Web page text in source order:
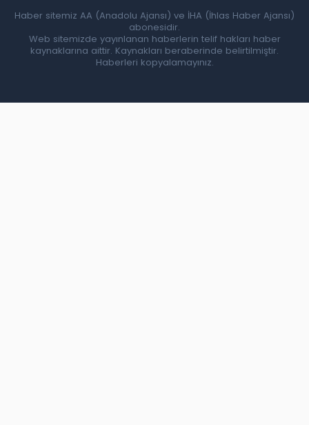
Haber sitemiz AA (Anadolu Ajansı) ve İHA (İhlas Haber Ajansı)
abonesidir.
Web sitemizde yayınlanan haberlerin telif hakları haber
kaynaklarına aittir. Kaynakları beraberinde belirtilmiştir.
Haberleri kopyalamayınız.